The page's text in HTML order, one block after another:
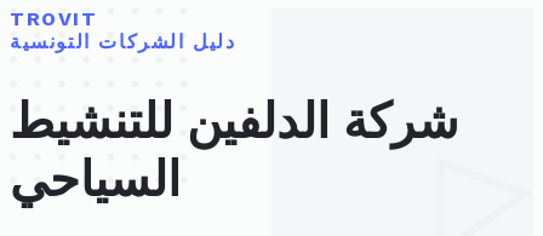
TROVIT
دليل الشركات التونسية
شركة الدلفين للتنشيط
السياحي